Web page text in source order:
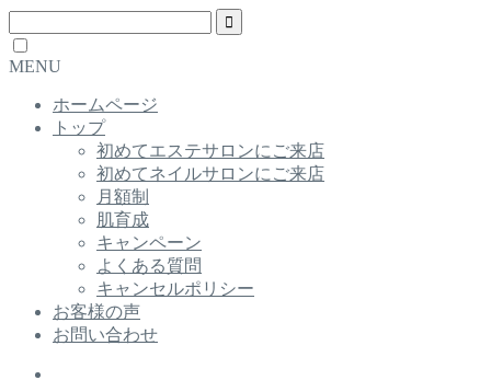
MENU
ホームページ
トップ
初めてエステサロンにご来店
初めてネイルサロンにご来店
月額制
肌育成
キャンペーン
よくある質問
キャンセルポリシー
お客様の声
お問い合わせ